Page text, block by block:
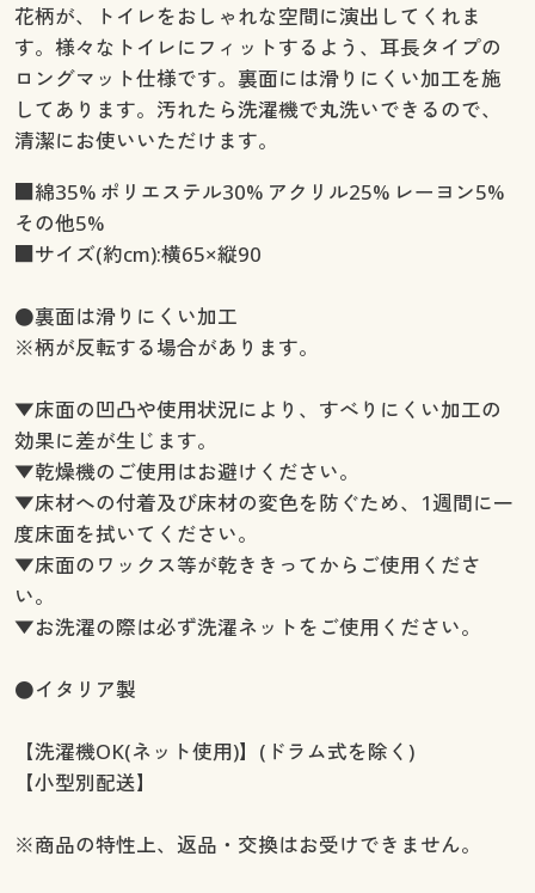
花柄が、トイレをおしゃれな空間に演出してくれま
す。様々なトイレにフィットするよう、耳長タイプの
ロングマット仕様です。裏面には滑りにくい加工を施
してあります。汚れたら洗濯機で丸洗いできるので、
清潔にお使いいただけます。
■綿35% ポリエステル30% アクリル25% レーヨン5%
その他5%
■サイズ(約cm):横65×縦90
●裏面は滑りにくい加工
※柄が反転する場合があります。
▼床面の凹凸や使用状況により、すべりにくい加工の
効果に差が生じます。
▼乾燥機のご使用はお避けください。
▼床材への付着及び床材の変色を防ぐため、1週間に一
度床面を拭いてください。
▼床面のワックス等が乾ききってからご使用くださ
い。
▼お洗濯の際は必ず洗濯ネットをご使用ください。
●イタリア製
【洗濯機OK(ネット使用)】(ドラム式を除く)
【小型別配送】
※商品の特性上、返品・交換はお受けできません。